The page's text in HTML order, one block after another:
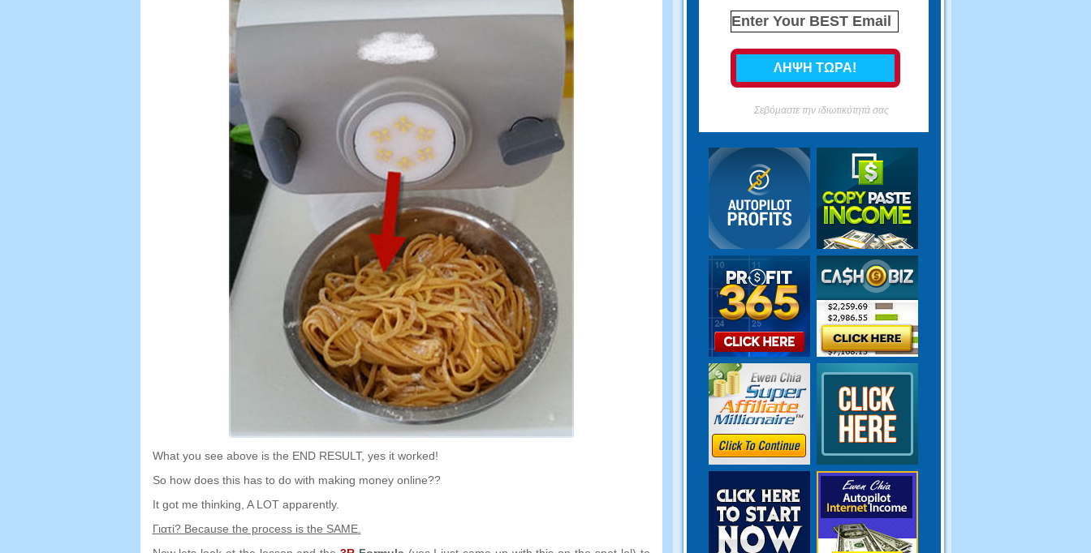
What you see above is the END RESULT, yes it worked!
So how does this has to do with making money online??
It got me thinking A LOT apparently.
Γιατί? Because the process is the SAME.
Σεβόμαστε την ιδιωτικότητά σας